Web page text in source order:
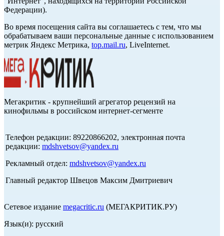
Федерации).
Во время посещения сайта вы соглашаетесь с тем, что мы
обрабатываем ваши персональные данные с использованием
метрик Яндекс Метрика, top.mail.ru, LiveInternet.
Мегакритик - крупнейший агрегатор рецензий на
кинофильмы в российском интернет-сегменте
Телефон редакции: 89220866202, электронная почта
редакции: mdshvetsov@yandex.ru
Рекламный отдел: mdshvetsov@yandex.ru
Главный редактор Швецов Максим Дмитриевич
Сетевое издание megacritic.ru (МЕГАКРИТИК.РУ)
Язык(и): русский